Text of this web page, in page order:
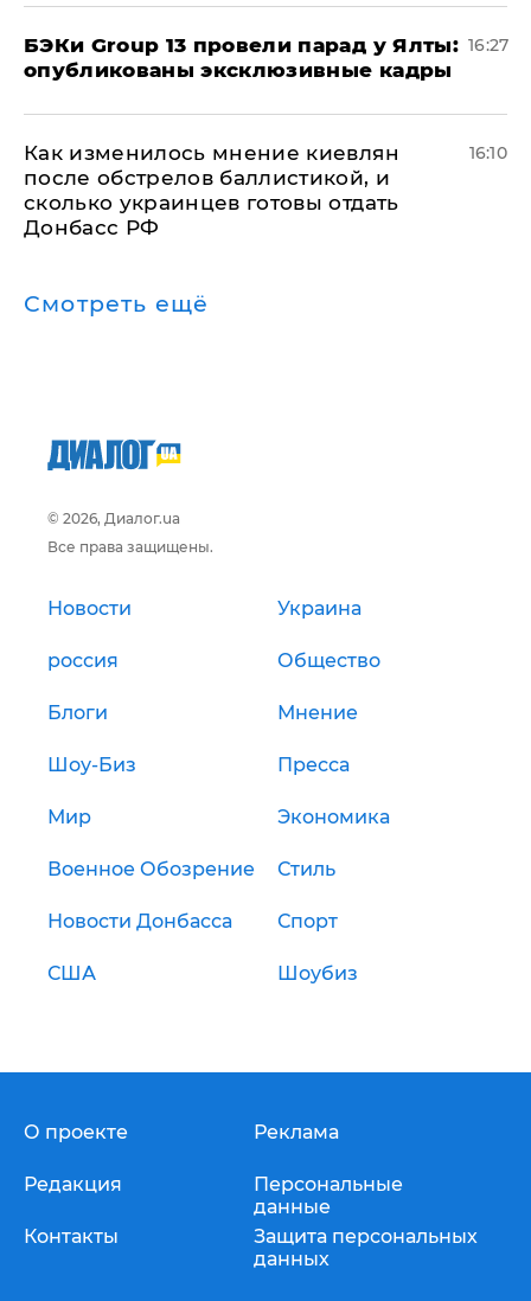
​БЭКи Group 13 провели парад у Ялты:
опубликованы эксклюзивные кадры
16:27
Как изменилось мнение киевлян
после обстрелов баллистикой, и
сколько украинцев готовы отдать
Донбасс РФ
16:10
Смотреть ещё
© 2026, Диалог.ua
Все права защищены.
Новости Украина
россия Общество
Блоги Мнение
Шоу-Биз Пресса
Мир Экономика
Военное Обозрение Стиль
Новости Донбасса Спорт
США Шоубиз
О проекте
Редакция
Контакты
Реклама
Персональные
данные
Защита персональных
данных